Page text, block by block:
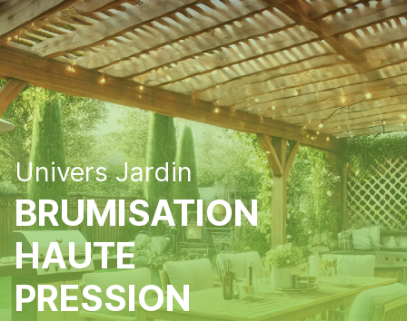
Univers Jardin
BRUMISATION
HAUTE
PRESSION